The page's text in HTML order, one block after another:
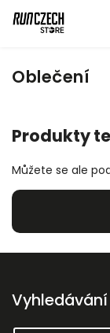
Oblečení
Produkty
Můžete se ale
Vyhledávání